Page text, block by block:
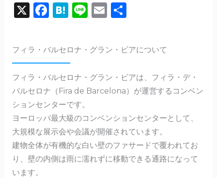
F
e
b
o
o
k
E
l
Li
e
H
n
a
X
共
フィラ・バルセロナ・グラン・ビアについて
フィラ・バルセロナ・グラン・ビア​​は、フィラ・デ・
バルセロナ（Fira de Barcelona）が運営するコンベン
ションセンターです。
ヨーロッパ最大級のコンベンションセンターとして、
大規模な展示会や会議が開催されています。
建物全体が有機的な白い壁のファサードで覆われてお
り、壁の内側は雨に濡れずに移動できる通路になって
います。